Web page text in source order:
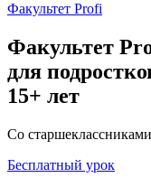
Факультет Profi
Факультет
для
15+ лет
Со
Бесплатный урок